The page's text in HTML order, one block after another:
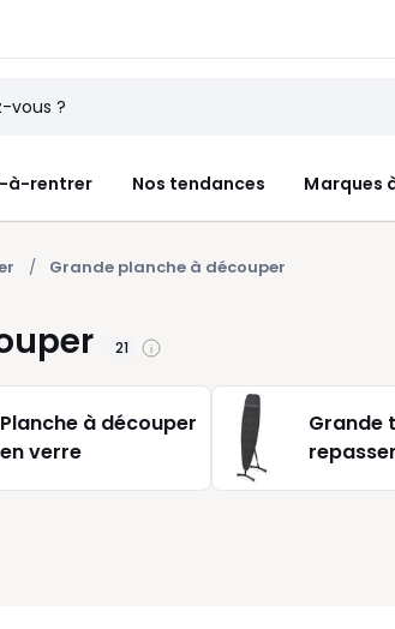
à-rentrer Nos tendances Marques
Grande planche à découper
21
Planche à découper
en verre
Grande
repasser